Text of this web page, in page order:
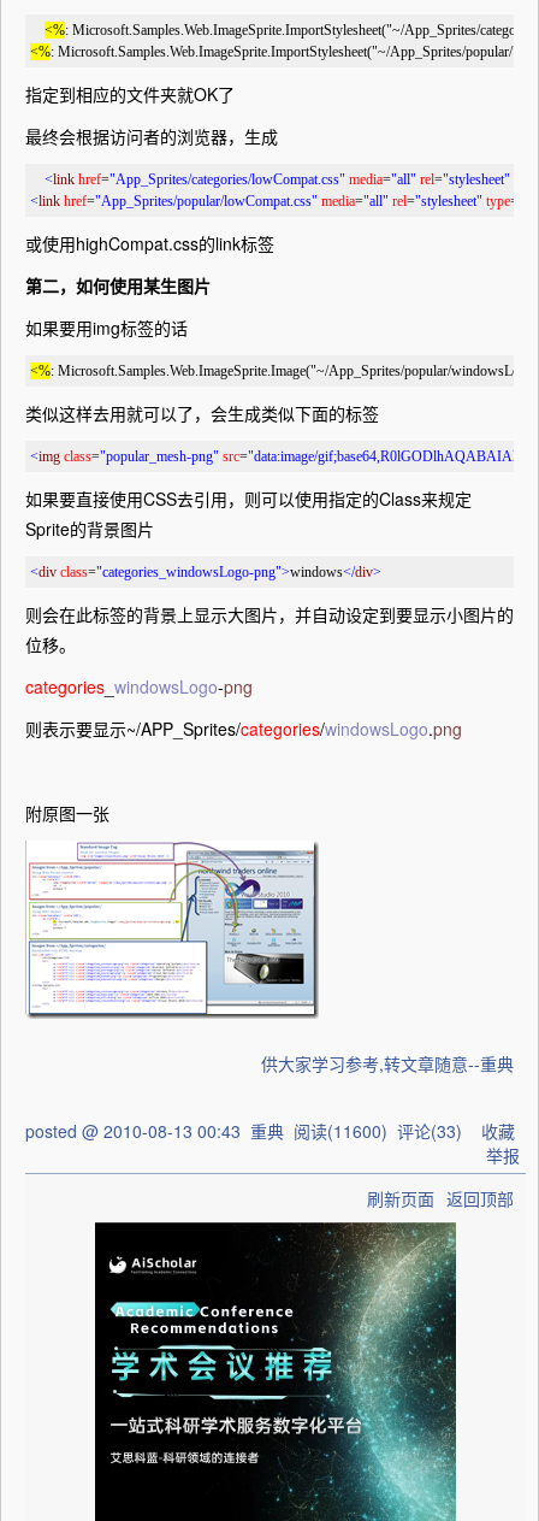
<%: Microsoft.Samples.Web.ImageSprite.ImportStylesheet("~/App_Sprites/
<%: Microsoft.Samples.Web.ImageSprite.ImportStylesheet("~/App_Sprites/popular/")
指定到相应的文件夹就OK了
最终会根据访问者的浏览器，生成
<link href="App_Sprites/categories/lowCompat.css" media="all" rel="stylesheet"
<link href="App_Sprites/popular/lowCompat.css" media="all" rel="stylesheet" type=
或使用highCompat.css的link标签
第二，如何使用某生图片
如果要用img标签的话
<%: Microsoft.Samples.Web.ImageSprite.Image("~/App_Sprites/popular/
类似这样去用就可以了，会生成类似下面的标签
<img class="popular_mesh-png" src="data:image/
如果要直接使用CSS去引用，则可以使用指定的Class来规定
Sprite的背景图片
<div class="categories_windowsLogo-png">windows</div>
则会在此标签的背景上显示大图片，并自动设定到要显示小图片的
位移。
categories windowsLogo-png
则表示要显示~/APP_Sprites/categories/windowsLogo.png
附原图一张
供大家学习参考,转文章随意--重典
posted @ 2010-08-13 00:43 重典 阅读(11600) 评论(33) 收藏
举报
刷新页面 返回顶部